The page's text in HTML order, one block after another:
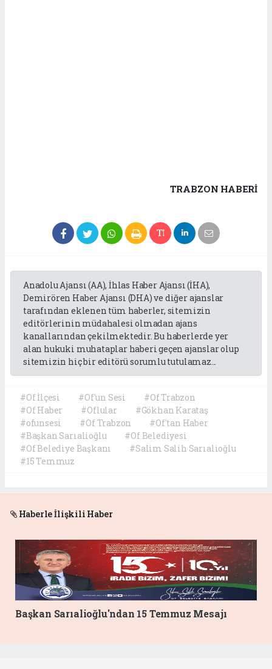
TRABZON HABERİ
Anadolu Ajansı (AA), İhlas Haber Ajansı (İHA),
Demirören Haber Ajansı (DHA) ve diğer ajanslar
tarafından eklenen tüm haberler, sitemizin
editörlerinin müdahalesi olmadan ajans
kanallarından çekilmektedir. Bu haberlerde yer
alan hukuki muhataplar haberi geçen ajanslar olup
sitemizin hiç bir editörü sorumlu tutulamaz...
#Of İlçesi #Of'un Sesi
#Of Trabzon
#Of Haber
#Oflular
#Gökhan Karataş
#ofunsesi
#Of Trabzon
#Of'tan Haber
#Başkan Sarıalioğlu
#Of Belediyesi
#Of Belediye Başkanı
#Salim Salih Sarıalioğlu
#15 Temmuz
Haberle İlişkili Haber
Başkan Sarıalioğlu'ndan 15 Temmuz Mesajı